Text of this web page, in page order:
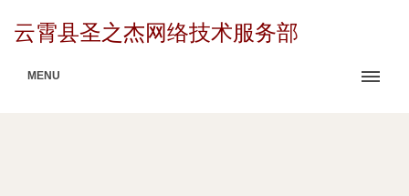
云霄县圣之杰网络技术服务部
MENU